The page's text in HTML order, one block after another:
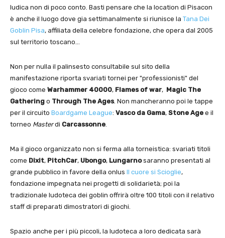
ludica non di poco conto. Basti pensare che la location di Pisacon
è anche il luogo dove gia settimanalmente si riunisce la Tana Dei
Goblin Pisa, affiliata della celebre fondazione, che opera dal 2005
sul territorio toscano…
Non per nulla il palinsesto consultabile sul sito della
manifestazione riporta svariati tornei per "professionisti" del
gioco come Warhammer 40000, Flames of war, Magic The
Gathering o Through The Ages. Non mancheranno poi le tappe
per il circuito Boardgame League: Vasco da Gama, Stone Age e il
torneo Masterdi Carcassonne
Ma il gioco organizzato non si ferma alla torneistica: svariati titoli
come Dixit, PitchCar, Ubongo, Lungarnosaranno presentati al
grande pubblico in favore della onlus Il cuore si Scioglie,
fondazione impegnata nei progetti di solidarietà; poi la
tradizionale ludoteca dei goblin offrirà oltre 100 titoli con il relativo
staff di preparati dimostratori di giochi.
Spazio anche per i più piccoli, la ludoteca a loro dedicata sarà